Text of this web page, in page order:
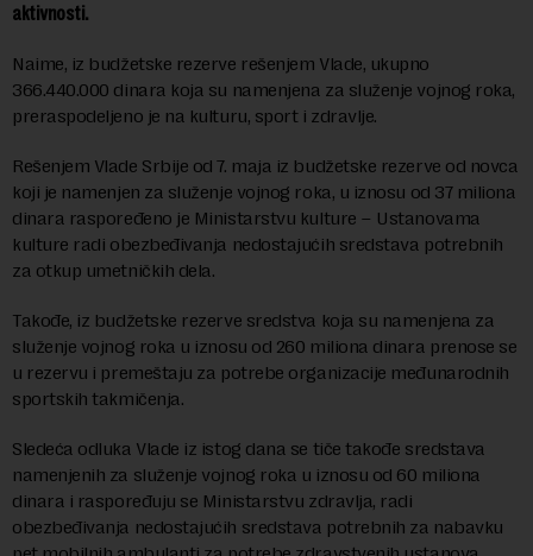
aktivnosti.
Naime, iz budžetske rezerve rešenjem Vlade, ukupno
366.440.000 dinara koja su namenjena za služenje vojnog roka,
preraspodeljeno je na kulturu, sport i zdravlje.
Rešenjem Vlade Srbije od 7. maja iz budžetske rezerve od novca
koji je namenjen za služenje vojnog roka, u iznosu od 37 miliona
dinara raspoređeno je Ministarstvu kulture – Ustanovama
kulture radi obezbeđivanja nedostajućih sredstava potrebnih
za otkup umetničkih dela.
Takođe, iz budžetske rezerve sredstva koja su namenjena za
služenje vojnog roka u iznosu od 260 miliona dinara prenose se
u rezervu i premeštaju za potrebe organizacije međunarodnih
sportskih takmičenja.
Sledeća odluka Vlade iz istog dana se tiče takođe sredstava
namenjenih za služenje vojnog roka u iznosu od 60 miliona
dinara i raspoređuju se Ministarstvu zdravlja, radi
obezbeđivanja nedostajućih sredstava potrebnih za nabavku